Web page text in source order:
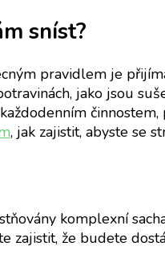
sníst?
pravidlem je
jako jsou
, jak zajistit, abyste se
komplexní
zajistit, že budete